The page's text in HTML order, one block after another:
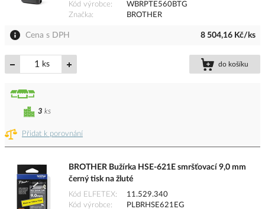
Kód výrobce
WBRPTE560BTG
Značka
BROTHER
Cena s DPH 8 504,16 Kč/ks
ks do košíku
Přidat k porovnání
3 ks
BROTHER Bužírka HSE-621E smršťovací 9,0 mm
černý tisk na žluté
Kód ELFETEX
11.529.340
Kód výrobce
PLBRHSE621EG